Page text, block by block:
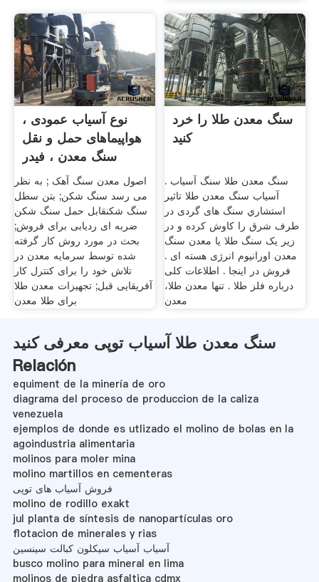
نوع آسیاب عمودی ،
هواپیماهای حمل و نقل
سنگ معدن ، فیدر
ارتعاش
اصول معدن سنگ آهک ; به نظر
می رسد سنگ شکن; بتن سطل
سنگ شکن قابل حمل سنگ شکن
ضربه ای ردیابی برای فروش;
بحث در مورد روش کار گرفته
شده توسط سرمایه معدن در
تلاش خود را برای کنترل کار
آفریقایی قبل; تجهیزات معدن طلا
برای طلا معدن
سنگ معدن طلا را خرد
کنید
سنگ معدن طلا سنگ آسیاب .
آسیاب سنگ معدن طلا تاثیر
استشاري سنگ های گردی در
طرف شرق را کاوش کرده و در
زیر یک سنگ طلا یا معدن سنگ
معدن اورانیوم انرژی هسته ای .
فروش در اینجا . اطلاعات کلی
درباره فلز طلا . تنها معدن طلا،
معدن
سنگ معدن طلا آسیاب توپی معرفی کنید
Relación
equiment de la minería de oro
diagrama del proceso de produccion de la caliza
venezuela
ejemplos de donde es utlizado el molino de bolas en la
agoindustria alimentaria
molinos para moler mina
molino martillos en cementeras
فروش آسیاب های توپی
molino de rodillo exakt
jul planta de síntesis de nanopartículas oro
flotacion de minerales y rias
آسیاب آسیاب سیکلون کبالت سینسین
busco molino para mineral en lima
molinos de piedra asfaltica cdmx